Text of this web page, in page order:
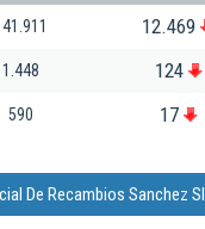
12.469
1.448 124
590 17
De Recambios Sanchez Sl